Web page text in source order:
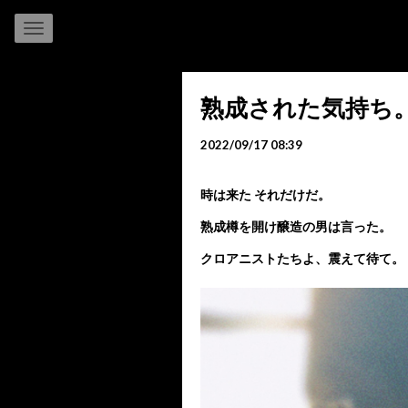
熟成された気持ち
2022/09/17 08:39
時は来た それだけだ。
熟成樽を開け醸造の男は言った。
クロアニストたちよ、震えて待て。